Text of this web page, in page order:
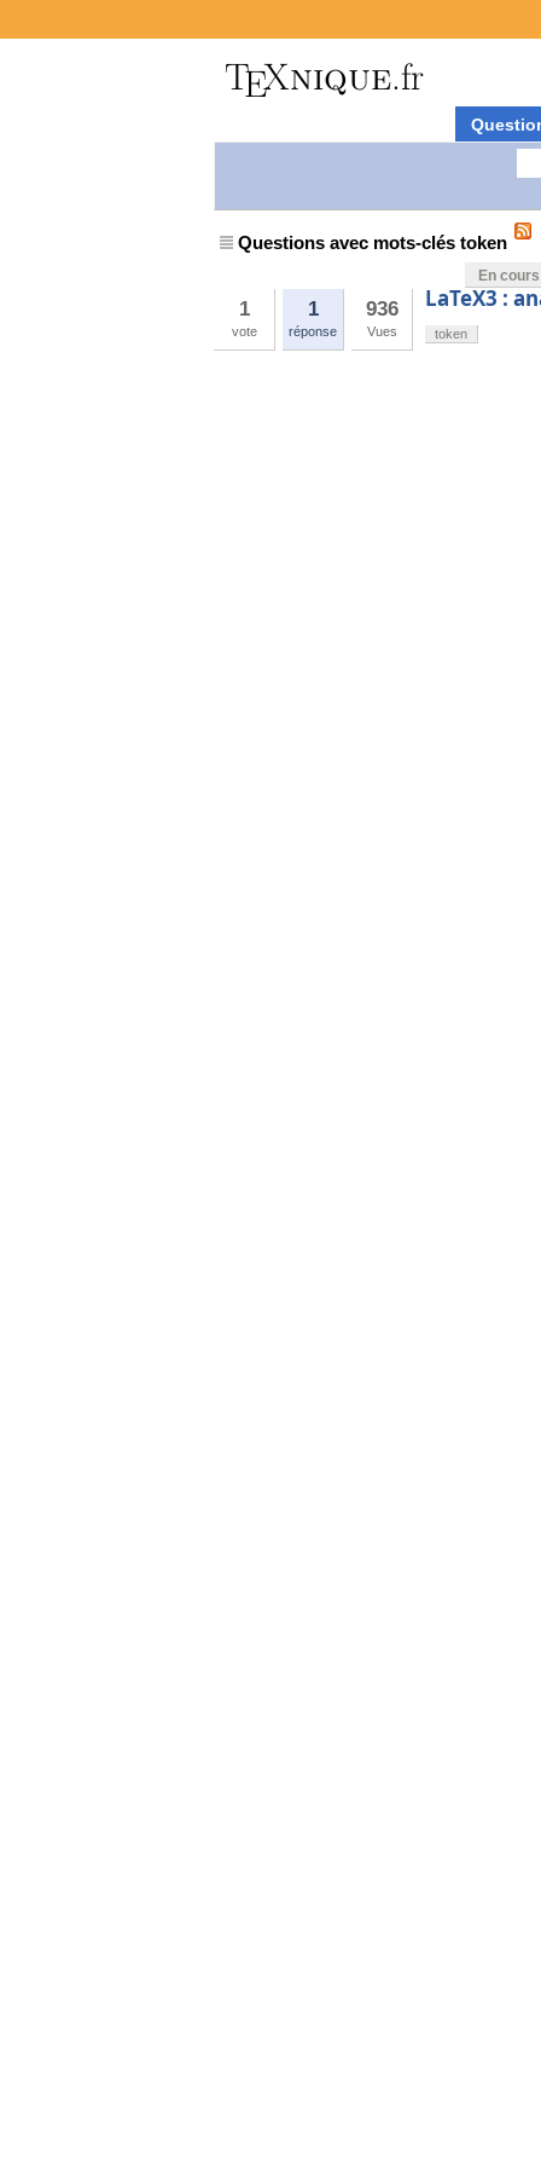
Questions avec mots-clés token
En cours
1
vote
1
réponse
936
Vues
LaTeX3 :
token